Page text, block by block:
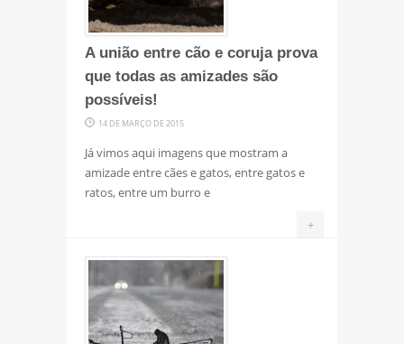
A união entre cão e coruja prova
que todas as amizades são
possíveis!
14 DE MARÇO DE 2015
Já vimos aqui imagens que mostram a
amizade entre cães e gatos, entre gatos e
ratos, entre um burro e
+